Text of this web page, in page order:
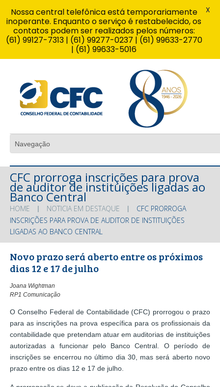
CFC prorroga inscrições para prova
de auditor de instituições ligadas ao
Banco Central
HOME NOTICIA EM DESTAQUE
CFC PRORROGA
INSCRIÇÕES PARA PROVA DE AUDITOR DE INSTITUIÇÕES
LIGADAS AO BANCO CENTRAL
Novo prazo será aberto entre os próximos
dias 12 e 17 de julho
Joana Wightman
RP1 Comunicação
O Conselho Federal de Contabilidade (CFC) prorrogou o prazo
para as inscrições na prova específica para os profissionais da
contabilidade que pretendam atuar em auditorias de instituições
autorizadas a funcionar pelo Banco Central. O período de
inscrições se encerrou no último dia 30, mas será aberto novo
prazo entre os dias 12 e 17 de julho.
Nossa central telefônica está temporariamente
inoperante. Enquanto o serviço é restabelecido, os
contatos podem ser realizados pelos números:
(61) 99127-7313 | (61) 99277-0237 | (61) 99633-2770
| (61) 99633-5016
X